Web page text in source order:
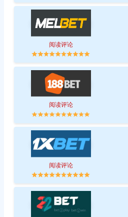
阅读评论
阅读评论
阅读评论